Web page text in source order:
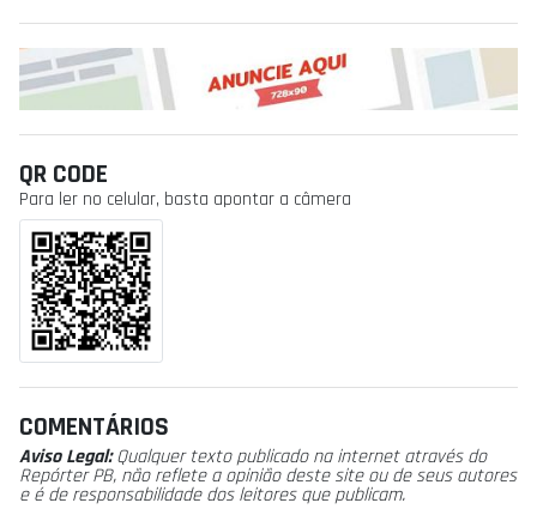
QR CODE
Para ler no celular, basta apontar a câmera
COMENTÁRIOS
Aviso Legal:Qualquer texto publicado na internet através do
Repórter PB, não reflete a opinião deste site ou de seus autores
e é de responsabilidade dos leitores que publicam.